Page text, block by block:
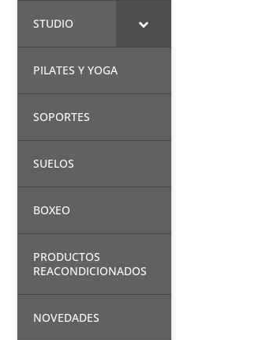
STUDIO
PILATES Y YOGA
SOPORTES
SUELOS
BOXEO
PRODUCTOS
REACONDICIONADOS
NOVEDADES